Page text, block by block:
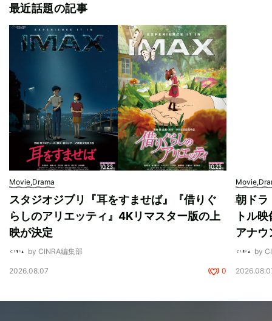
最近話題の記事
Movie,Drama
スタジオジブリ『耳をすませば』『借りぐ
らしのアリエッティ』4Kリマスター版の上
映が決定
by CINRA編集部
2026.08.07 0
朝ドラ
トル
アナウ
by